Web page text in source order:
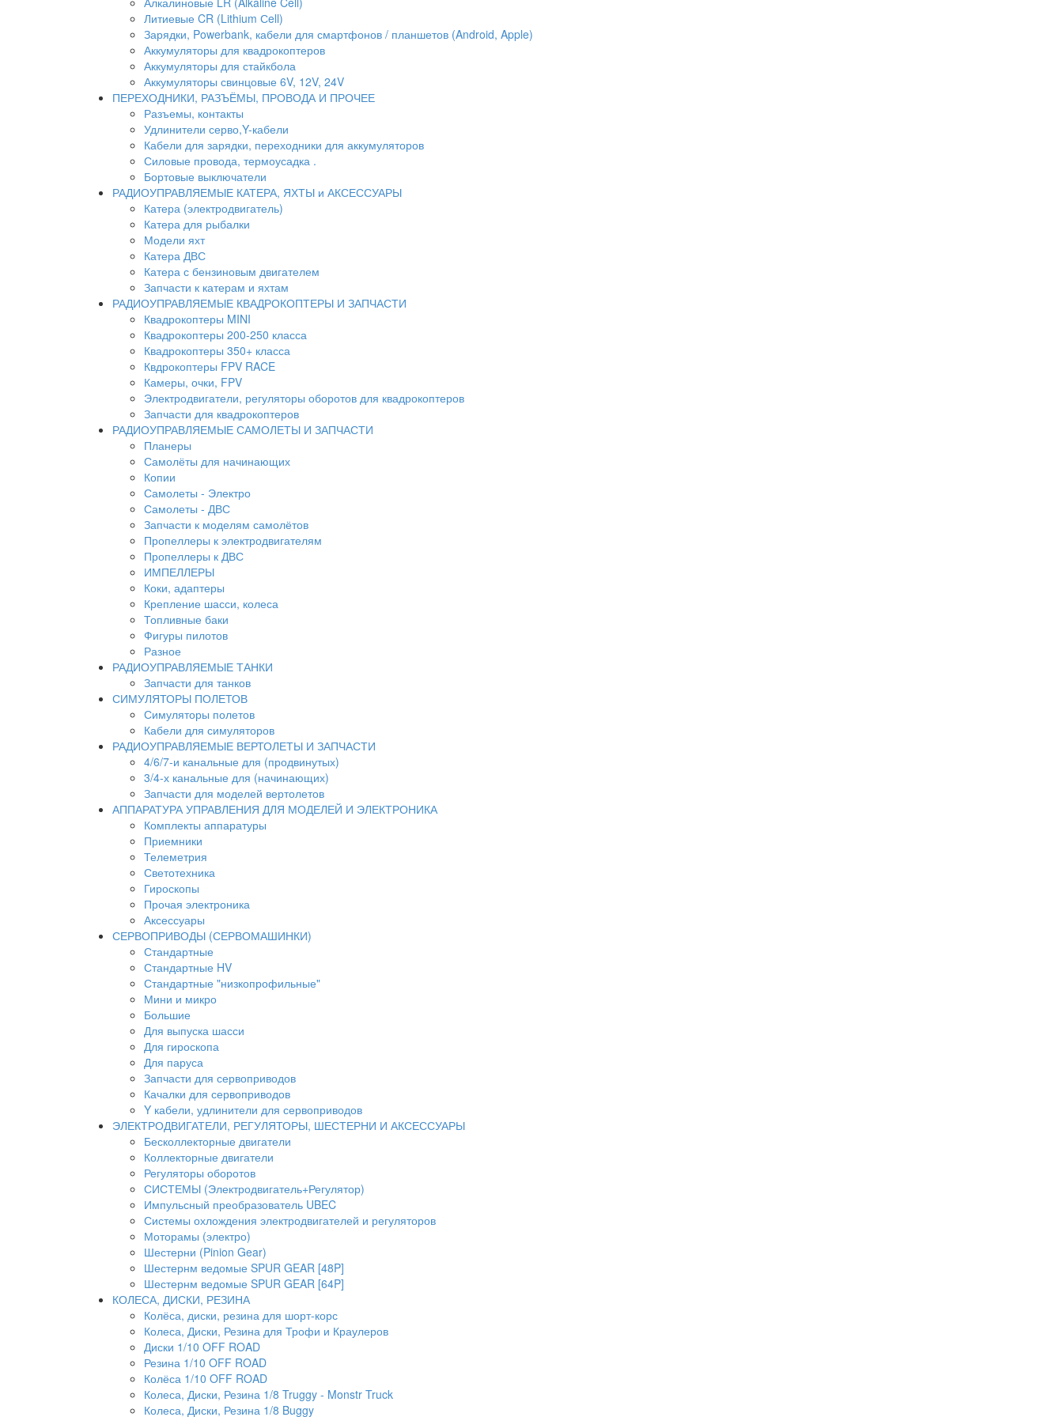
Литиевые CR (Lithium Сell)
Зарядки, Powerbank, кабели для смартфонов / планшетов (Android, Apple)
Аккумуляторы для квадрокоптеров
Аккумуляторы для стайкбола
Аккумуляторы свинцовые 6V, 12V, 24V
ПЕРЕХОДНИКИ, РАЗЪЁМЫ, ПРОВОДА И ПРОЧЕЕ
Разъемы, контакты
Удлинители серво,Y-кабели
Кабели для зарядки, переходники для аккумуляторов
Силовые провода, термоусадка .
Бортовые выключатели
РАДИОУПРАВЛЯЕМЫЕ КАТЕРА, ЯХТЫ и АКСЕССУАРЫ
Катера (электродвигатель)
Катера для рыбалки
Модели яхт
Катера ДВС
Катера с бензиновым двигателем
Запчасти к катерам и яхтам
РАДИОУПРАВЛЯЕМЫЕ КВАДРОКОПТЕРЫ И ЗАПЧАСТИ
Квадрокоптеры MINI
Квадрокоптеры 200-250 класса
Квадрокоптеры 350+ класса
Квдрокоптеры FPV RACE
Камеры, очки, FPV
Электродвигатели, регуляторы оборотов для квадрокоптеров
Запчасти для квадрокоптеров
РАДИОУПРАВЛЯЕМЫЕ САМОЛЕТЫ И ЗАПЧАСТИ
Планеры
Самолёты для начинающих
Копии
Самолеты - Электро
Самолеты - ДВС
Запчасти к моделям самолётов
Пропеллеры к электродвигателям
Пропеллеры к ДВС
ИМПЕЛЛЕРЫ
Коки, адаптеры
Крепление шасси, колеса
Топливные баки
Фигуры пилотов
Разное
РАДИОУПРАВЛЯЕМЫЕ ТАНКИ
Запчасти для танков
СИМУЛЯТОРЫ ПОЛЕТОВ
Симуляторы полетов
Кабели для симуляторов
РАДИОУПРАВЛЯЕМЫЕ ВЕРТОЛЕТЫ И ЗАПЧАСТИ
4/6/7-и канальные для (продвинутых)
3/4-х канальные для (начинающих)
Запчасти для моделей вертолетов
АППАРАТУРА УПРАВЛЕНИЯ ДЛЯ МОДЕЛЕЙ И ЭЛЕКТРОНИКА
Комплекты аппаратуры
Приемники
Телеметрия
Светотехника
Гироскопы
Прочая электроника
Аксессуары
СЕРВОПРИВОДЫ (СЕРВОМАШИНКИ)
Стандартные
Стандартные HV
Стандартные "низкопрофильные"
Мини и микро
Большие
Для выпуска шасси
Для гироскопа
Для паруса
Запчасти для сервоприводов
Качалки для сервоприводов
Y кабели, удлинители для сервоприводов
ЭЛЕКТРОДВИГАТЕЛИ, РЕГУЛЯТОРЫ, ШЕСТЕРНИ И АКСЕССУАРЫ
Бесколлекторные двигатели
Коллекторные двигатели
Регуляторы оборотов
СИСТЕМЫ (Электродвигатель+Регулятор)
Импульсный преобразователь UBEC
Системы охлождения электродвигателей и регуляторов
Моторамы (электро)
Шестерни (Pinion Gear)
Шестернм ведомые SPUR GEAR [48P]
Шестернм ведомые SPUR GEAR [64P]
КОЛЕСА, ДИСКИ, РЕЗИНА
Колёса, диски, резина для шорт-корс
Колеса, Диски, Резина для Трофи и Краулеров
Диски 1/10 OFF ROAD
Резина 1/10 OFF ROAD
Колёса 1/10 OFF ROAD
Колеса, Диски, Резина 1/8 Truggy - Monstr Truck
Колеса, Диски, Резина 1/8 Buggy